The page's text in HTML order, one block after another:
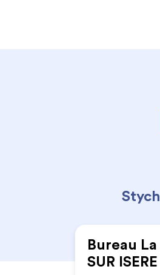
Bureau
SUR ISERE